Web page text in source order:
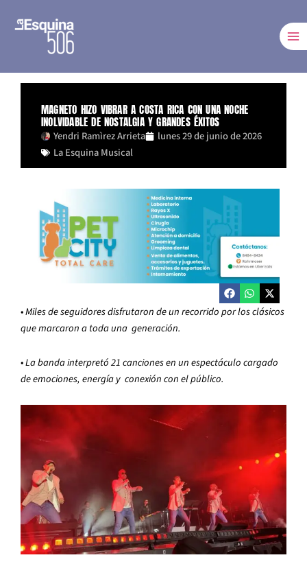
MAGNETO HIZO VIBRAR A COSTA RICA CON UNA NOCHE
INOLVIDABLE DE NOSTALGIA Y GRANDES ÉXITOS
Yendri Ramìrez Arrieta
lunes 29 de junio de 2026
La Esquina Musical
•Miles de seguidores disfrutaron de un recorrido por los clásicos
que marcaron a toda una generación.
•La banda interpretó 21 canciones en un espectáculo cargado
de emociones, energía y conexión con el público.